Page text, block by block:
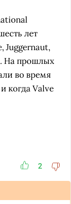
лет
Juggernaut,
На прошлых
во время
когда Valve
2